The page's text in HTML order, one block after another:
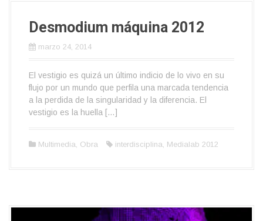
Desmodium máquina 2012
marzo 24, 2014
El vestigio es quizá un último indicio de lo vivo en su
flujo por un mundo que perfila una marcada tendencia
a la perdida de la singularidad y la diferencia. El
vestigio es la huella […]
Multimedia, Obra interdisciplina, Medialab 2012